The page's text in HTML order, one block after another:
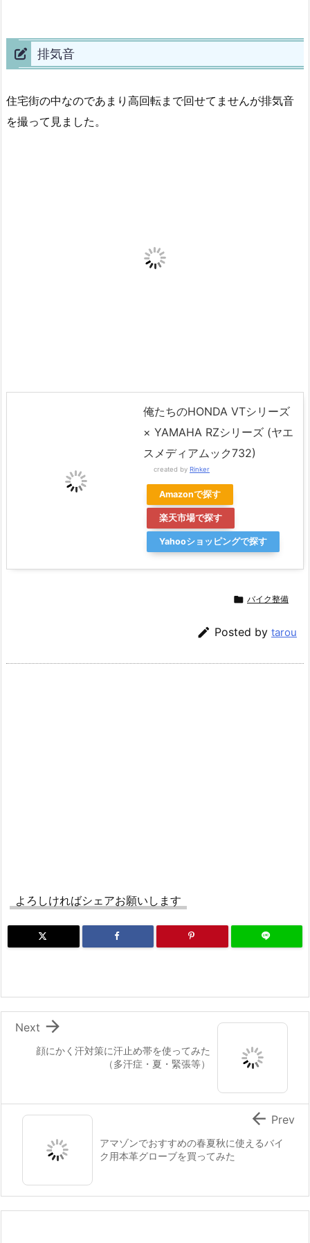
排気音
住宅街の中なのであまり高回転まで回せてませんが排気音
を撮って見ました。
俺たちのHONDA VTシリーズ
× YAMAHA RZシリーズ (ヤエ
スメディアムック732)
created by Rinker
Amazonで探す
楽天市場で探す
Yahooショッピングで探す
 バイク整備
 Posted by tarou
よろしければシェアお願いします
顔にかく汗対策に汗止め帯を使ってみた
（多汗症・夏・緊張等）

Next
アマゾンでおすすめの春夏秋に使えるバイ
ク用本革グローブを買ってみた
 Prev